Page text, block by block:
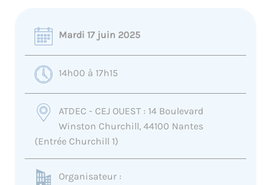
Mardi 17 juin 2025
14h00 à 17h15
ATDEC - CEJ OUEST : 14 Boulevard
Winston Churchill, 44100 Nantes
(Entrée Churchill 1)
Organisateur :